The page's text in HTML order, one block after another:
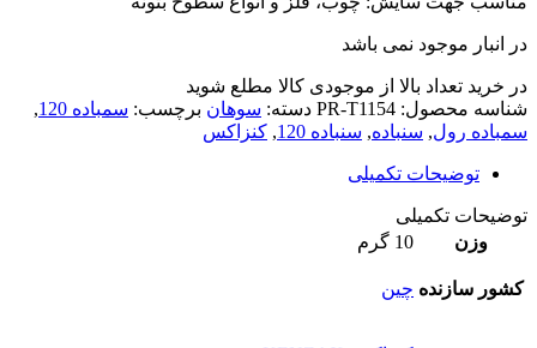
در انبار موجود نمی باشد
در خرید تعداد بالا از موجودی کالا مطلع شوید
شناسه محصول: PR-T1154 دسته: سوهان برچسب: سمباده 120
,
سمباده رول, سنباده, سنباده 120 , کنزاکس
توضیحات تکمیلی
توضیحات تکمیلی
وزن
10 گرم
کشور سازنده چین